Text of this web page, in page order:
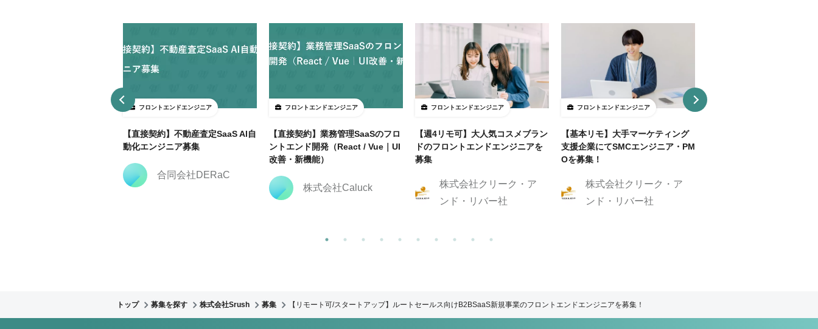
フロントエンドエンジニア
【直接契約】不動産査定SaaS AI自
動化エンジニア募集
合同会社DERaC
フロントエンドエンジニア
【直接契約】業務管理SaaSのフロ
ントエンド開発（React / Vue｜UI
改善・新機能）
株式会社Caluck
フロントエンドエンジニア
【週4リモ可】大人気コスメブラン
ドのフロントエンドエンジニアを
募集
株式会社クリーク・ア
ンド・リバー社
フロントエンドエンジニア
【基本リモ】大手マーケティング
支援企業にてSMCエンジニア・PM
Oを募集！
株式会社クリーク・ア
ンド・リバー社
トップ 募集を探す 株式会社Srush 募集 【リモート可/スタートアップ】ルートセールス向けB2BSaaS新規事業のフロントエンドエンジニアを募集！